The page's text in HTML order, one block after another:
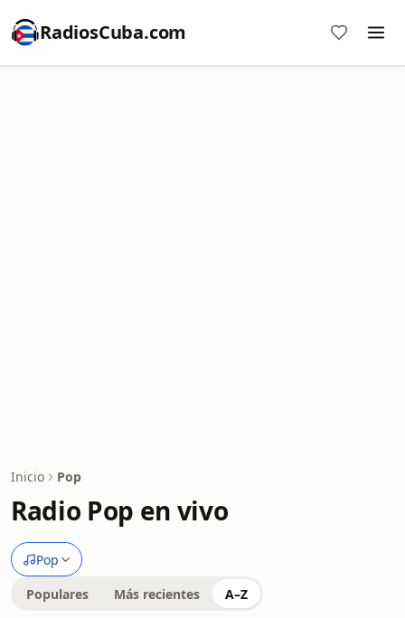
RadiosCuba.com
Inicio Pop
Radio Pop en vivo
Pop
Populares Más recientes A–Z